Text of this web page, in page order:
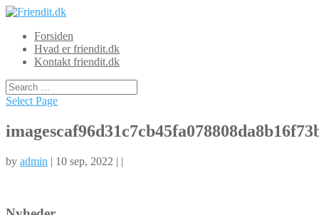
Forsiden
Hvad er friendit.dk
Kontakt friendit.dk
Select Page
by admin | 10 sep, 2022 | |